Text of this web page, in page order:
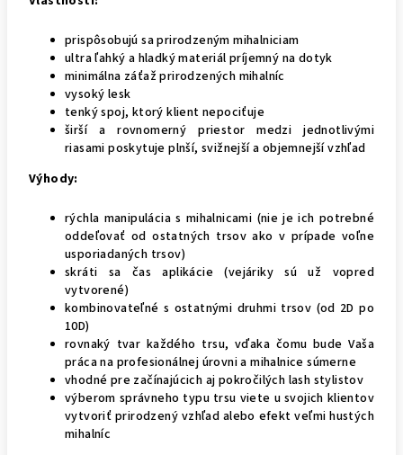
prispôsobujú sa prirodzeným mihalniciam
ultra ľahký a hladký materiál príjemný na dotyk
minimálna záťaž prirodzených mihalníc
vysoký lesk
tenký spoj, ktorý klient nepociťuje
širší a rovnomerný priestor medzi jednotlivými
riasami poskytuje plnší, svižnejší a objemnejší vzhľad
Výhody:
rýchla manipulácia s mihalnicami (nie je ich potrebné
oddeľovať od ostatných trsov ako v prípade voľne
usporiadaných trsov)
skráti sa čas aplikácie (vejáriky sú už vopred
vytvorené)
kombinovateľné s ostatnými druhmi trsov (od 2D po
10D)
rovnaký tvar každého trsu, vďaka čomu bude Vaša
práca na profesionálnej úrovni a mihalnice súmerne
vhodné pre začínajúcich aj pokročilých lash stylistov
výberom správneho typu trsu viete u svojich klientov
vytvoriť prirodzený vzhľad alebo efekt veľmi hustých
mihalníc